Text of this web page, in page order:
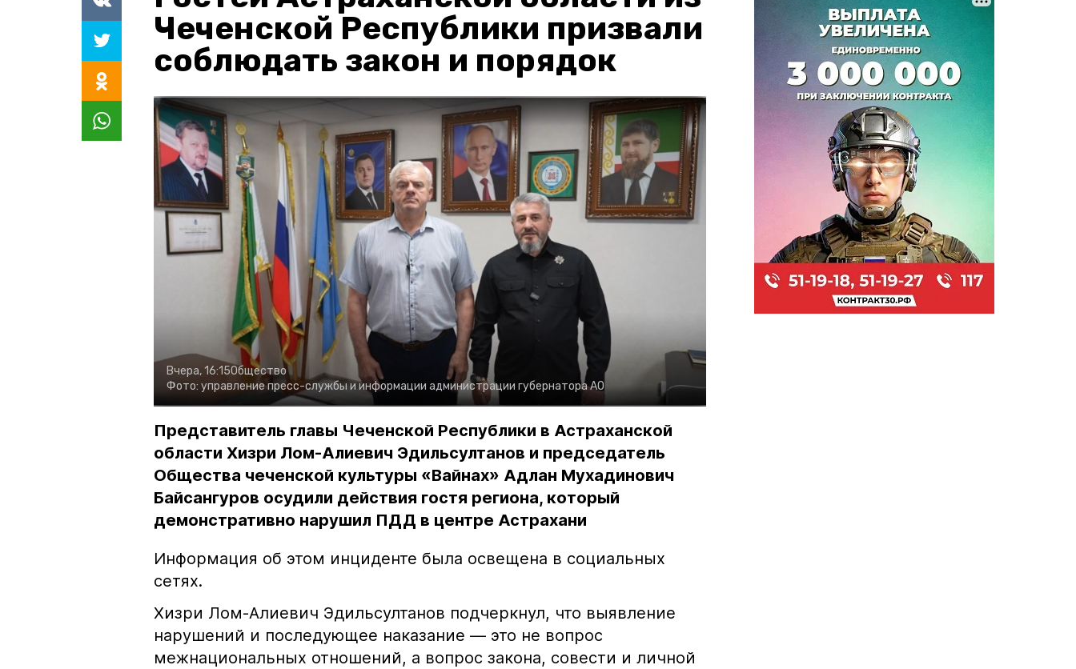
Чеченской Республики призвали
соблюдать закон и порядок
Вчера, 16:15Общество
Фото: управление пресс-службы и информации администрации губернатора АО
Представитель главы Чеченской Республики в Астраханской
области Хизри Лом-Алиевич Эдильсултанов и председатель
Общества чеченской культуры «Вайнах» Адлан Мухадинович
Байсангуров осудили действия гостя региона, который
демонстративно нарушил ПДД в центре Астрахани
Информация об этом инциденте была освещена в социальных
сетях.
Хизри Лом-Алиевич Эдильсултанов подчеркнул, что выявление
нарушений и последующее наказание — это не вопрос
межнациональных отношений, а вопрос закона, совести и личной